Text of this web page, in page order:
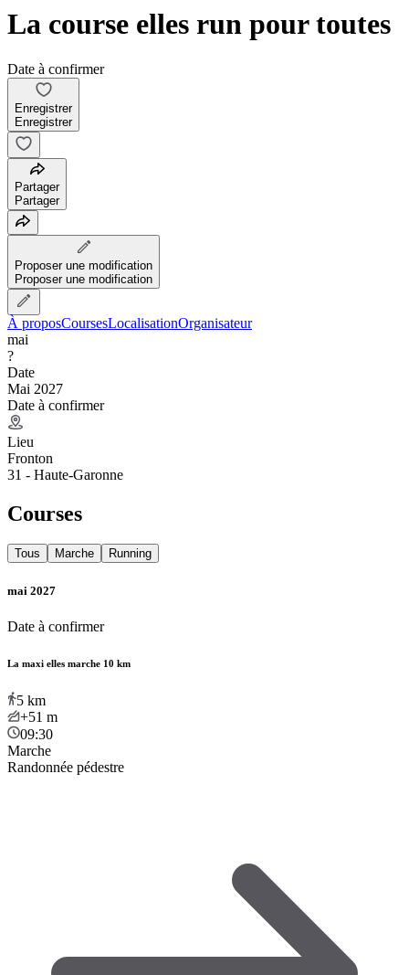
La course elles run pour toutes
Date à confirmer
Enregistrer
Enregistrer
Partager
Partager
Proposer une modification
Proposer une modification
À proposCoursesLocalisationOrganisateur
mai
?
Date
Mai 2027
Date à confirmer
Lieu
Fronton
31 - Haute-Garonne
Courses
Tous Marche Running
mai 2027
Date à confirmer
La maxi elles marche 10 km
5 km
+51 m
09:30
Marche
Randonnée pédestre